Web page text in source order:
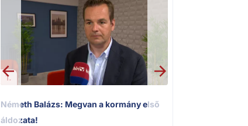
1.
Németh Balázs: Megvan a kormány első
áldozata!